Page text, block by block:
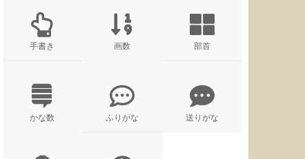
手書き 画数 部首
かな数 ふりがな 送りがな